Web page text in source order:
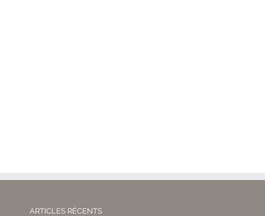
ARTICLES RÉCENTS